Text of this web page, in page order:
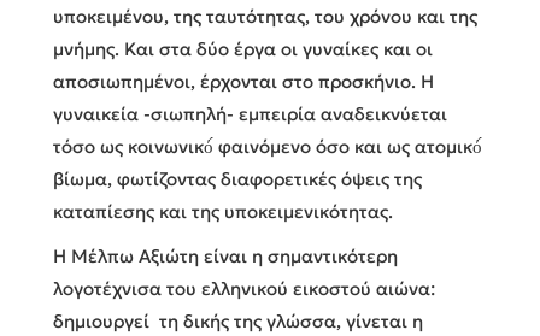
υποκειμένου, της ταυτότητας, του χρόνου και της
μνήμης. Και στα δύο έργα οι γυναίκες και οι
αποσιωπημένοι, έρχονται στο προσκήνιο. Η
γυναικεία -σιωπηλή- εμπειρία αναδεικνύεται
τόσο ως κοινωνικό́ φαινόμενο όσο και ως ατομικό́
βίωμα, φωτίζοντας διαφορετικές όψεις της
καταπίεσης και της υποκειμενικότητας.
Η Μέλπω Αξιώτη είναι η σημαντικότερη
λογοτέχνισα του ελληνικού εικοστού αιώνα:
δημιουργεί τη δικής της γλώσσα, γίνεται η